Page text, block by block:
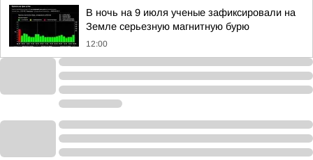
В ночь на 9 июля ученые зафиксировали на
Земле серьезную магнитную бурю
12:00